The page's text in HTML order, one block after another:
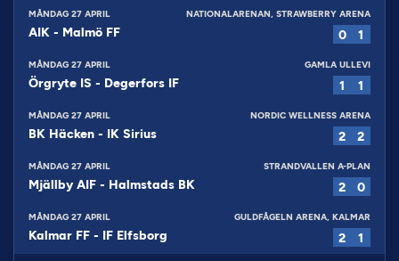
MÅNDAG 27 APRIL NATIONALARENAN, STRAWBERRY ARENA
AIK - Malmö FF 0 1
MÅNDAG 27 APRIL GAMLA ULLEVI
Örgryte IS - Degerfors IF 1 1
MÅNDAG 27 APRIL NORDIC WELLNESS ARENA
BK Häcken - IK Sirius 2 2
MÅNDAG 27 APRIL STRANDVALLEN A-PLAN
Mjällby AIF - Halmstads BK 2 0
MÅNDAG 27 APRIL GULDFÅGELN ARENA, KALMAR
Kalmar FF - IF Elfsborg 2 1